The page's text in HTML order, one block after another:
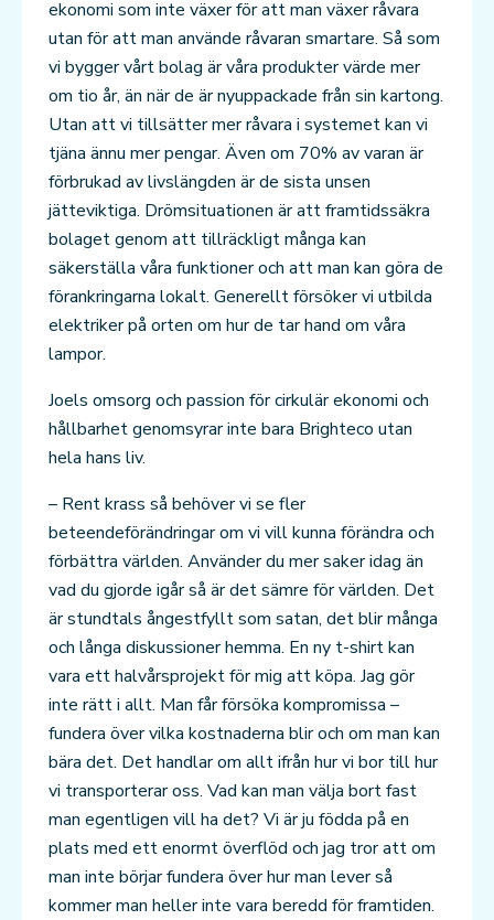
ekonomi som inte växer för att man växer råvara
utan för att man använde råvaran smartare. Så som
vi bygger vårt bolag är våra produkter värde mer
om tio år, än när de är nyuppackade från sin kartong.
Utan att vi tillsätter mer råvara i systemet kan vi
tjäna ännu mer pengar. Även om 70% av varan är
förbrukad av livslängden är de sista unsen
jätteviktiga. Drömsituationen är att framtidssäkra
bolaget genom att tillräckligt många kan
säkerställa våra funktioner och att man kan göra de
förankringarna lokalt. Generellt försöker vi utbilda
elektriker på orten om hur de tar hand om våra
lampor.
Joels omsorg och passion för cirkulär ekonomi och
hållbarhet genomsyrar inte bara Brighteco utan
hela hans liv.
– Rent krass så behöver vi se fler
beteendeförändringar om vi vill kunna förändra och
förbättra världen. Använder du mer saker idag än
vad du gjorde igår så är det sämre för världen. Det
är stundtals ångestfyllt som satan, det blir många
och långa diskussioner hemma. En ny t-shirt kan
vara ett halvårsprojekt för mig att köpa. Jag gör
inte rätt i allt. Man får försöka kompromissa –
fundera över vilka kostnaderna blir och om man kan
bära det. Det handlar om allt ifrån hur vi bor till hur
vi transporterar oss. Vad kan man välja bort fast
man egentligen vill ha det? Vi är ju födda på en
plats med ett enormt överflöd och jag tror att om
man inte börjar fundera över hur man lever så
kommer man heller inte vara beredd för framtiden.